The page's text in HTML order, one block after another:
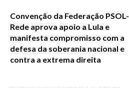
Convenção da Federação PSOL-
Rede aprova apoio a Lula e
manifesta compromisso com a
defesa da soberania nacional e
contra a extrema direita